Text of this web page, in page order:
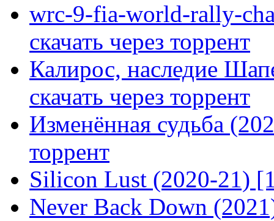
wrc-9-fia-world-rally-
скачать через торрент
Калирос, наследие
скачать через торрент
Изменённая судьба
торрент
Silicon Lust (2020-21)
Never Back Down